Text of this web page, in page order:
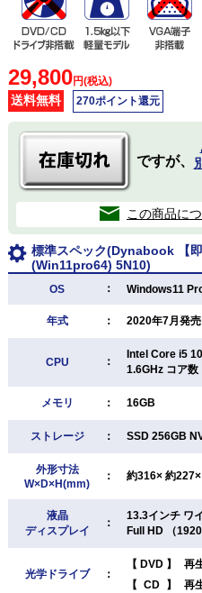
29,800円(税込)
送料無料 270ポイント還元
ですが、
この商品に
標準スペック(Dynabook 【
(Win11pro64) 5N10)
OS ： Windows11
年式 ： 2020年7月発
CPU ：
Intel Core i5
1.6GHz コア数
メモリ ： 16GB
ストレージ ： SSD 256GB
外形寸法
W×D×H(mm)
： 約316× 約
液晶
ディスプレイ
：
13.3インチ ワ
Full HD （
光学ドライブ ：
【 DVD 】 再
【 CD 】 再